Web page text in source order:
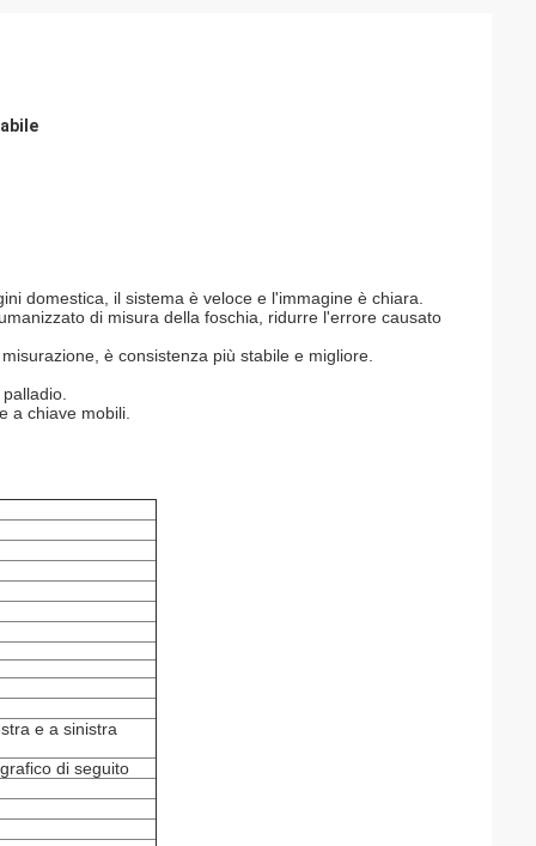
domestica, il sistema è veloce e l'immagine è chiara.
di misura della foschia, ridurre l'errore causato
è consistenza più stabile e migliore.
a chiave mobili.
e a sinistra
di seguito